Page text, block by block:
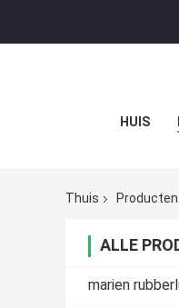
HUIS
Thuis Producten
ALLE
marien